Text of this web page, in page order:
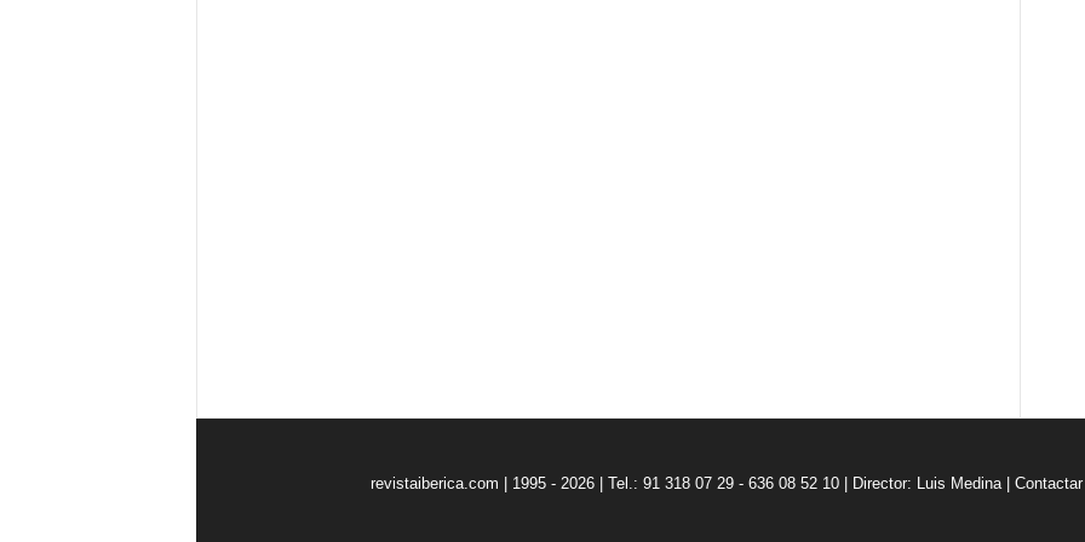
revistaiberica.com | 1995 - 2026 | Tel.: 91 318 07 29 - 636 08 52 10 | Director: Luis Medina Contactar